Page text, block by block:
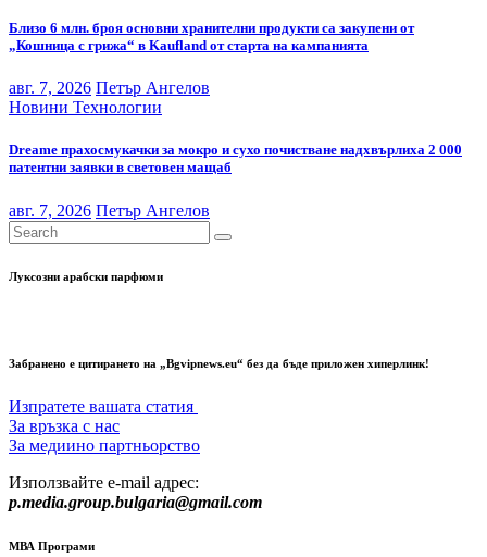
Близо 6 млн. броя основни хранителни продукти са закупени от
„Кошница с грижа“ в Kaufland от старта на кампанията
авг. 7, 2026 Петър Ангелов
Новини Технологии
Dreame прахосмукачки за мокро и сухо почистване надхвърлиха 2 000
патентни заявки в световен мащаб
авг. 7, 2026 Петър Ангелов
Луксозни арабски парфюми
Забранено е цитирането на „Bgvipnews.eu“ без да бъде приложен хиперлинк!
Изпратете вашата статия
За връзка с нас
За медиино партньорство
Използвайте e-mail адрес:
p.media.group.bulgaria@gmail.com
МВА Програми